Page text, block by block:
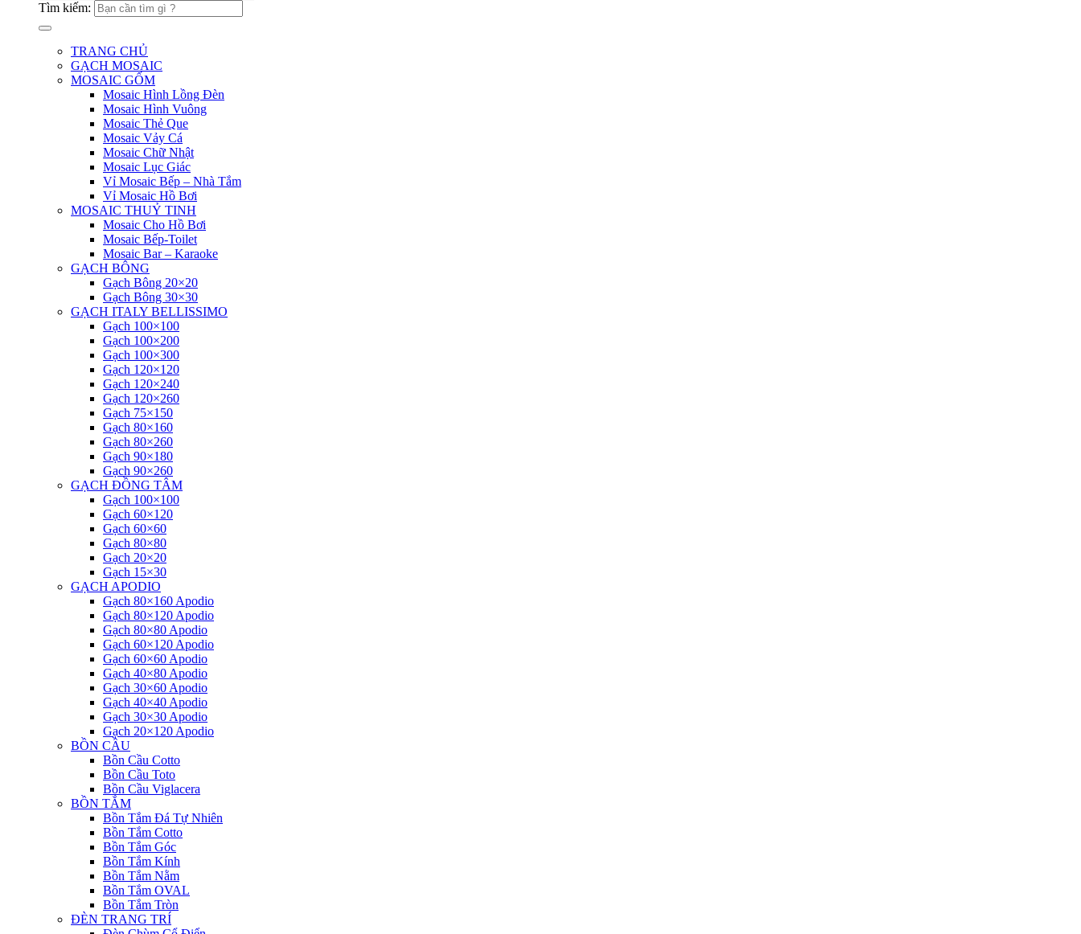
Tìm kiếm:
TRANG CHỦ
GẠCH MOSAIC
MOSAIC GỐM
Mosaic Hình Lồng Đèn
Mosaic Hình Vuông
Mosaic Thẻ Que
Mosaic Vảy Cá
Mosaic Chữ Nhật
Mosaic Lục Giác
Vỉ Mosaic Bếp – Nhà Tắm
Vỉ Mosaic Hồ Bơi
MOSAIC THUỶ TINH
Mosaic Cho Hồ Bơi
Mosaic Bếp-Toilet
Mosaic Bar – Karaoke
GẠCH BÔNG
Gạch Bông 20×20
Gạch Bông 30×30
GẠCH ITALY BELLISSIMO
Gạch 100×100
Gạch 100×200
Gạch 100×300
Gạch 120×120
Gạch 120×240
Gạch 120×260
Gạch 75×150
Gạch 80×160
Gạch 80×260
Gạch 90×180
Gạch 90×260
GẠCH ĐỒNG TÂM
Gạch 100×100
Gạch 60×120
Gạch 60×60
Gạch 80×80
Gạch 20×20
Gạch 15×30
GẠCH APODIO
Gạch 80×160 Apodio
Gạch 80×120 Apodio
Gạch 80×80 Apodio
Gạch 60×120 Apodio
Gạch 60×60 Apodio
Gạch 40×80 Apodio
Gạch 30×60 Apodio
Gạch 40×40 Apodio
Gạch 30×30 Apodio
Gạch 20×120 Apodio
BỒN CẦU
Bồn Cầu Cotto
Bồn Cầu Toto
Bồn Cầu Viglacera
BỒN TẮM
Bồn Tắm Đá Tự Nhiên
Bồn Tắm Cotto
Bồn Tắm Góc
Bồn Tắm Kính
Bồn Tắm Nằm
Bồn Tắm OVAL
Bồn Tắm Tròn
ĐÈN TRANG TRÍ